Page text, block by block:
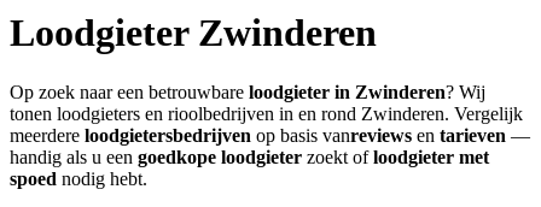
Loodgieter Zwinderen
Op zoek naar een betrouwbare loodgieter in Zwinderen? Wij
tonen loodgieters en rioolbedrijven in en rond Zwinderen. Vergelijk
meerdere loodgietersbedrijven op basis vanreviews en tarieven —
handig als u een goedkope loodgieter zoekt ofloodgieter met
spoed nodig hebt.